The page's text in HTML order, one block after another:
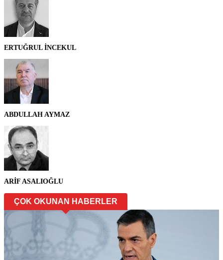
ERTUĞRUL İNCEKUL
ABDULLAH AYMAZ
ARİF ASALIOĞLU
ÇOK OKUNAN HABERLER